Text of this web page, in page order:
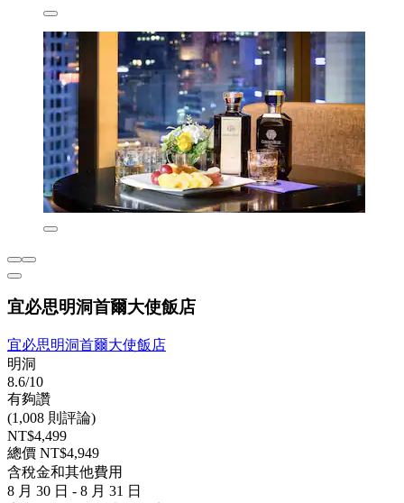
宜必思明洞首爾大使飯店
宜必思明洞首爾大使飯店
明洞
8.6/10
有夠讚
(1,008 則評論)
NT$4,499
總價 NT$4,949
含稅金和其他費用
8 月 30 日 - 8 月 31 日